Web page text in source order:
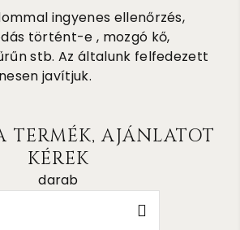
ingyenes ellenőrzés,
történt-e , mozgó kő,
stb. Az általunk felfedezett
javítjuk.
TERMÉK, AJÁNLATOT
KÉREK
darab